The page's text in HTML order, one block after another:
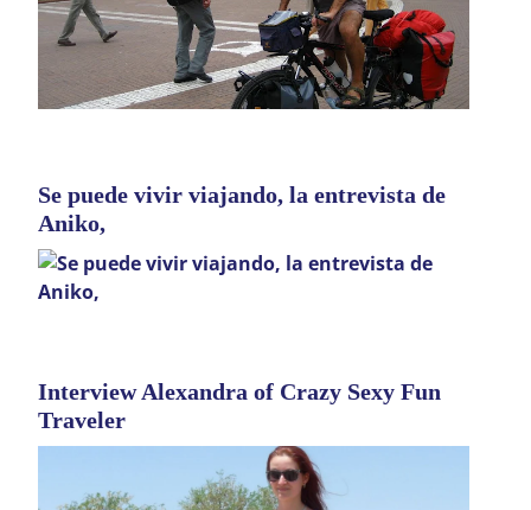
Se puede vivir viajando, la entrevista de
Aniko,
Interview Alexandra of Crazy Sexy Fun
Traveler